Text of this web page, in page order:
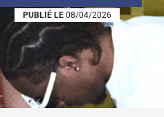
PUBLIÉ LE 08/04/2026